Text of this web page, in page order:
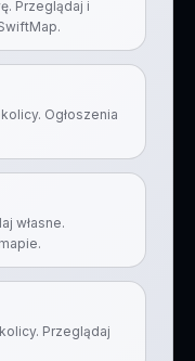
Przeglądaj i
Ogłoszenia
własne.
Przeglądaj